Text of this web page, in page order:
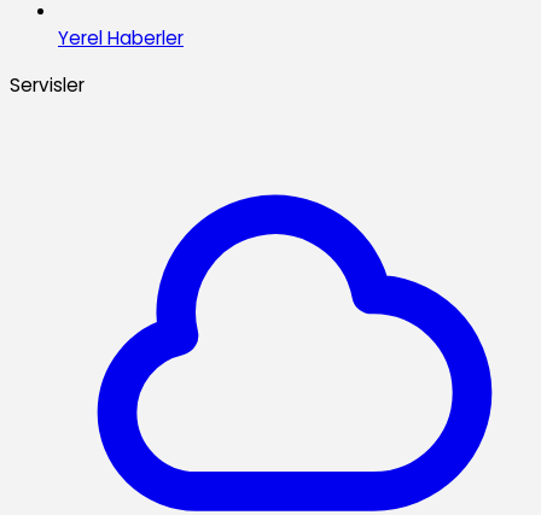
Yerel Haberler
Servisler